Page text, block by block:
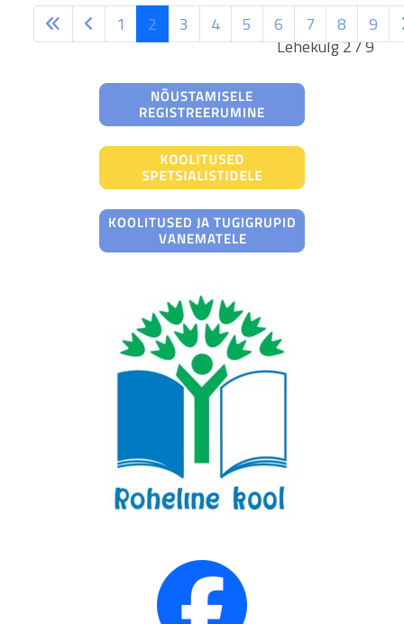
Lehekülg 2 / 9
1 2 3 4 5 6 7 8 9